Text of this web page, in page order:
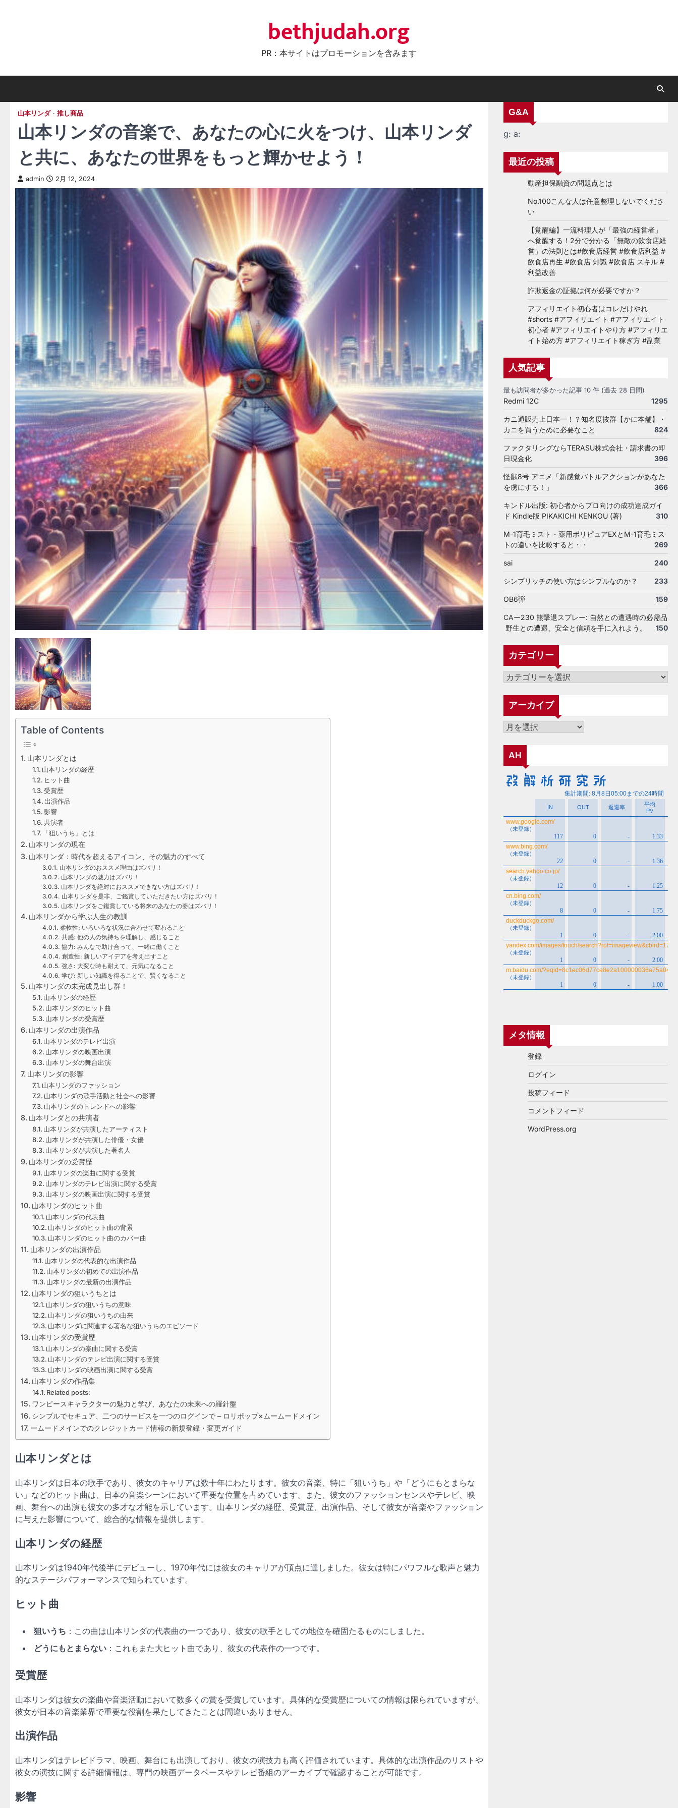
bethjudah.org
PR：本サイトはプロモーションを含みます
山本リンダ 推し商品
山本リンダの音楽で、あなたの心に火をつけ、山本リンダ
と共に、あなたの世界をもっと輝かせよう！
admin 2月 12, 2024
Table of Contents
山本リンダとは
山本リンダの経歴
ヒット曲
受賞歴
出演作品
影響
共演者
「狙いうち」とは
山本リンダの現在
山本リンダ：時代を超えるアイコン、その魅力のすべて
山本リンダのおススメ理由はズバリ！
山本リンダの魅力はズバリ！
山本リンダを絶対におススメできない方はズバリ！
山本リンダを是非、ご鑑賞していただきたい方はズバリ！
山本リンダをご鑑賞している将来のあなたの姿はズバリ！
山本リンダから学ぶ人生の教訓
柔軟性: いろいろな状況に合わせて変わること
共感: 他の人の気持ちを理解し、感じること
協力: みんなで助け合って、一緒に働くこと
創造性: 新しいアイデアを考え出すこと
強さ: 大変な時も耐えて、元気になること
学び: 新しい知識を得ることで、賢くなること
山本リンダの未完成見出し群！
山本リンダの経歴
山本リンダのヒット曲
山本リンダの受賞歴
山本リンダの出演作品
山本リンダのテレビ出演
山本リンダの映画出演
山本リンダの舞台出演
山本リンダの影響
山本リンダのファッション
山本リンダの歌手活動と社会への影響
山本リンダのトレンドへの影響
山本リンダとの共演者
山本リンダが共演したアーティスト
山本リンダが共演した俳優・女優
山本リンダが共演した著名人
山本リンダの受賞歴
山本リンダの楽曲に関する受賞
山本リンダのテレビ出演に関する受賞
山本リンダの映画出演に関する受賞
山本リンダのヒット曲
山本リンダの代表曲
山本リンダのヒット曲の背景
山本リンダのヒット曲のカバー曲
山本リンダの出演作品
山本リンダの代表的な出演作品
山本リンダの初めての出演作品
山本リンダの最新の出演作品
山本リンダの狙いうちとは
山本リンダの狙いうちの意味
山本リンダの狙いうちの由来
山本リンダに関連する著名な狙いうちのエピソード
山本リンダの受賞歴
山本リンダの楽曲に関する受賞
山本リンダのテレビ出演に関する受賞
山本リンダの映画出演に関する受賞
山本リンダの作品集
Related posts:
ワンピースキャラクターの魅力と学び、あなたの未来への羅針盤
シンプルでセキュア、二つのサービスを一つのログインで – ロリポップ×ムームードメイン
ームードメインでのクレジットカード情報の新規登録・変更ガイド
山本リンダとは
山本リンダは日本の歌手であり、彼女のキャリアは数十年にわたります。彼女の音楽、特に「狙いうち」や「どうにもとまらな
い」などのヒット曲は、日本の音楽シーンにおいて重要な位置を占めています。また、彼女のファッションセンスやテレビ、映
画、舞台への出演も彼女の多才な才能を示しています。山本リンダの経歴、受賞歴、出演作品、そして彼女が音楽やファッション
に与えた影響について、総合的な情報を提供します。
山本リンダの経歴
山本リンダは1940年代後半にデビューし、1970年代には彼女のキャリアが頂点に達しました。彼女は特にパワフルな歌声と魅力
的なステージパフォーマンスで知られています。
ヒット曲
狙いうち ：この曲は山本リンダの代表曲の一つであり、彼女の歌手としての地位を確固たるものにしました。
どうにもとまらない ：これもまた大ヒット曲であり、彼女の代表作の一つです。
受賞歴
山本リンダは彼女の楽曲や音楽活動において数多くの賞を受賞しています。具体的な受賞歴についての情報は限られていますが、
彼女が日本の音楽業界で重要な役割を果たしてきたことは間違いありません。
出演作品
山本リンダはテレビドラマ、映画、舞台にも出演しており、彼女の演技力も高く評価されています。具体的な出演作品のリストや
彼女の演技に関する詳細情報は、専門の映画データベースやテレビ番組のアーカイブで確認することが可能です。
影響
G&A
g: a:
最近の投稿
動産担保融資の問題点とは
No.100こんな人は任意整理しないでくださ
い
【覚醒編】一流料理人が「最強の経営者」
へ覚醒する！2分で分かる「無敵の飲食店経
営」の法則とは#飲食店経営 #飲食店利益 #
飲食店再生 #飲食店 知識 #飲食店 スキル #
利益改善
詐欺返金の証拠は何が必要ですか？
アフィリエイト初心者はコレだけやれ
#shorts #アフィリエイト #アフィリエイト
初心者 #アフィリエイトやり方 #アフィリエ
イト始め方 #アフィリエイト稼ぎ方 #副業
人気記事
最も訪問者が多かった記事 10 件 (過去 28 日間)
Redmi 12C 1295
カニ通販売上日本一！？知名度抜群【かに本舗】・
カニを買うために必要なこと
824
ファクタリングならTERASU株式会社・請求書の即
日現金化
396
怪獣8号 アニメ「新感覚バトルアクションがあなた
を虜にする！」
366
キンドル出版: 初心者からプロ向けの成功達成ガイ
ド Kindle版 PIKAKICHI KENKOU (著)
310
M-1育毛ミスト・薬用ポリピュアEXとM-1育毛ミス
トの違いを比較すると・・
269
sai 240
シンプリッチの使い方はシンプルなのか？ 233
OB6弾 159
CAー230 熊撃退スプレー: 自然との遭遇時の必需品
野生との遭遇、安全と信頼を手に入れよう。
150
カテゴリー
カ
ゴ
ー
アーカイブ
ア
カ
ブ
AH
メタ情報
登録
ログイン
投稿フィード
コメントフィード
WordPress.org